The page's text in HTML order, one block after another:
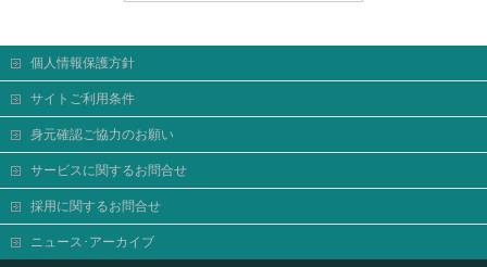
個人情報保護方針
サイトご利用条件
身元確認ご協力のお願い
サービスに関するお問合せ
採用に関するお問合せ
ニュース･アーカイブ